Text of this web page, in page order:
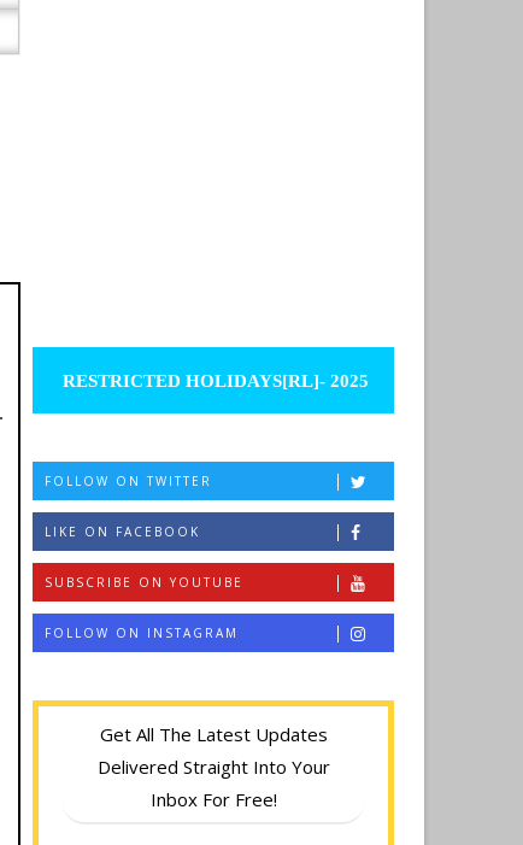
RESTRICTED HOLIDAYS[RL]- 2025
FOLLOW ON TWITTER
LIKE ON FACEBOOK
SUBSCRIBE ON YOUTUBE
FOLLOW ON INSTAGRAM
Get All The Latest Updates
Delivered Straight Into Your
Inbox For Free!